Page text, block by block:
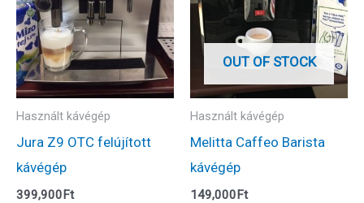
Használt kávégép
Jura Z9 OTC felújított
kávégép
399,900Ft
OUT OF STOCK
Használt kávégép
Melitta Caffeo Barista
kávégép
149,000Ft